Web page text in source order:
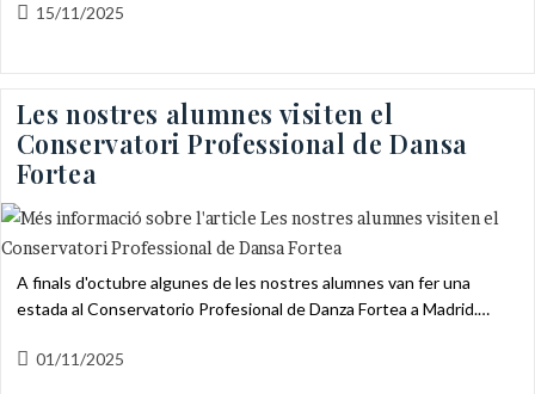
Entrada
15/11/2025
Les nostres alumnes visiten el
Conservatori Professional de Dansa
Fortea
A finals d'octubre algunes de les nostres alumnes van fer una
estada al Conservatorio Profesional de Danza Fortea a Madrid.…
Entrada
01/11/2025